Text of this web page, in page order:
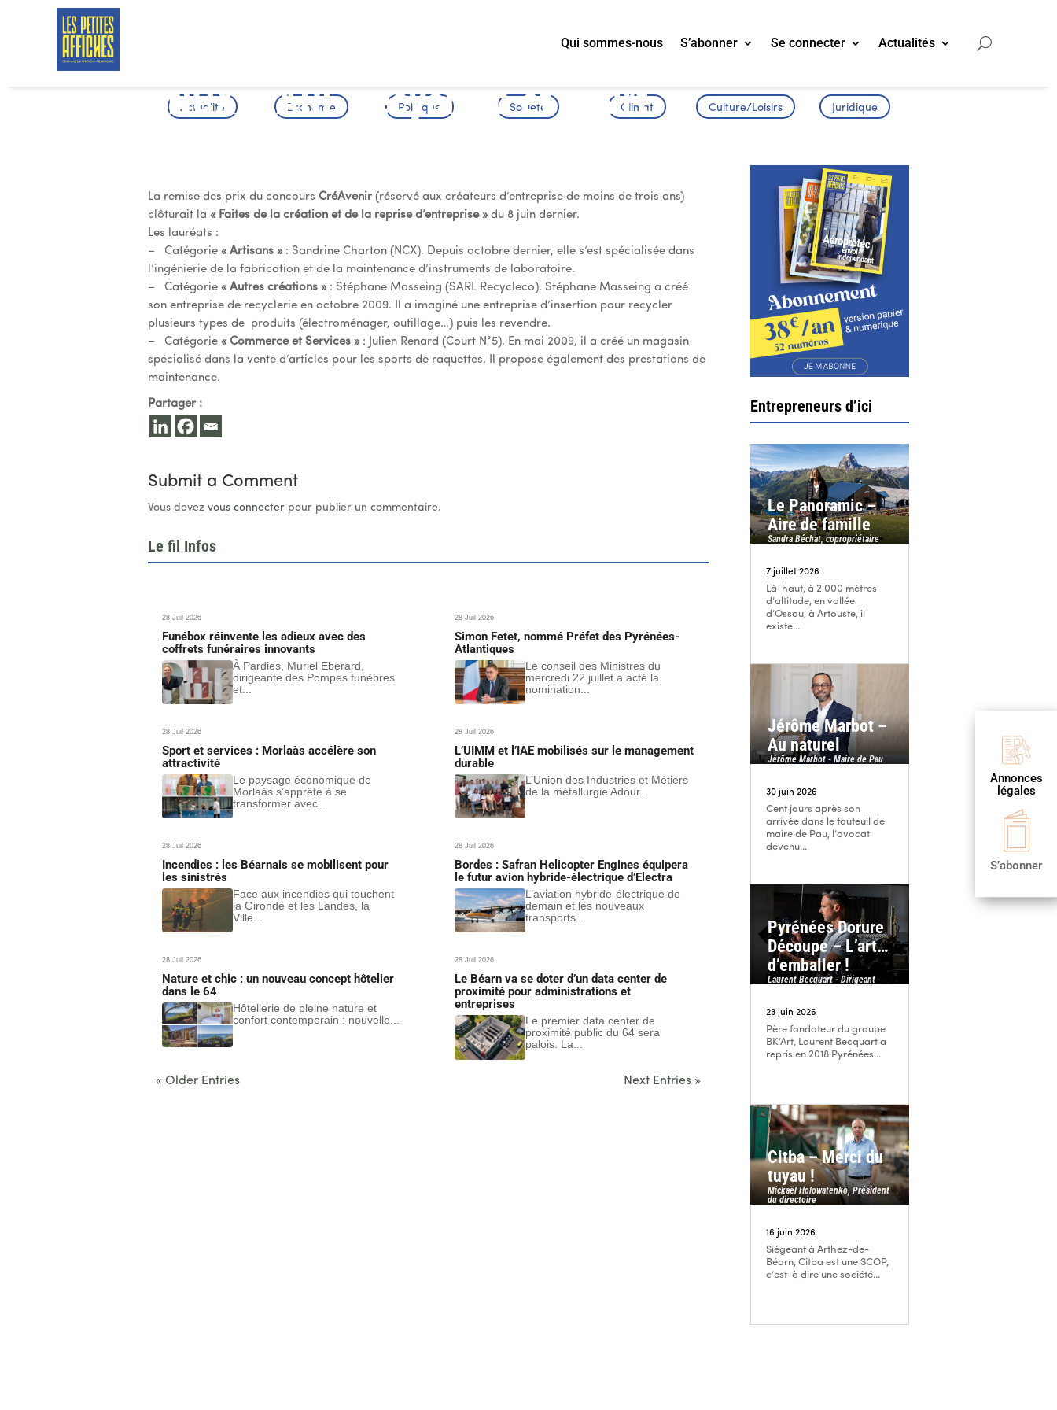
Qui sommes-nous S’abonner Se connecter Actualités
Annonces
légales
S’abonner
Actualité Économie Politique Société Climat Culture/Loisirs Juridique
NCX, SARL Recycleco et Court
La remise des prix du concoursCréAvenir(réservé aux créateurs d’entreprise de moins de trois ans)
clôturait la« Faites de la création et de la reprise d’entreprise »du 8 juin dernier.
Les lauréats :
– Catégorie« Artisans »: Sandrine Charton (NCX). Depuis octobre dernier, elle s’est spécialisée dans
l’ingénierie de la fabrication et de la maintenance d’instruments de laboratoire.
– Catégorie« Autres créations »: Stéphane Masseing (SARL Recycleco). Stéphane Masseing a créé
son entreprise de recyclerie en octobre 2009. Il a imaginé une entreprise d’insertion pour recycler
plusieurs types de produits (électroménager, outillage…) puis les revendre.
– Catégorie« Commerce et Services »: Julien Renard (Court N°5). En mai 2009, il a créé un magasin
spécialisé dans la vente d’articles pour les sports de raquettes. Il propose également des prestations de
maintenance.
Partager :
Submit a Comment
Vous devezvous connecter pour publier un commentaire.
Le fil Infos
28 Juil 2026
Funébox réinvente les adieux avec des
coffrets funéraires innovants
À Pardies, Muriel Eberard,
dirigeante des Pompes funèbres
et...
28 Juil 2026
Sport et services : Morlaàs accélère son
attractivité
Le paysage économique de
Morlaàs s’apprête à se
transformer avec...
28 Juil 2026
Incendies : les Béarnais se mobilisent pour
les sinistrés
Face aux incendies qui touchent
la Gironde et les Landes, la
Ville...
28 Juil 2026
Nature et chic : un nouveau concept hôtelier
dans le 64
Hôtellerie de pleine nature et
confort contemporain : nouvelle...
28 Juil 2026
Simon Fetet, nommé Préfet des Pyrénées-
Atlantiques
Le conseil des Ministres du
mercredi 22 juillet a acté la
nomination...
28 Juil 2026
L’UIMM et l’IAE mobilisés sur le management
durable
L’Union des Industries et Métiers
de la métallurgie Adour...
28 Juil 2026
Bordes : Safran Helicopter Engines équipera
le futur avion hybride-électrique d’Electra
L’aviation hybride-électrique de
demain et les nouveaux
transports...
28 Juil 2026
Le Béarn va se doter d’un data center de
proximité pour administrations et
entreprises
Le premier data center de
proximité public du 64 sera
palois. La...
« Older Entries Next Entries »
Entrepreneurs d’ici
Le Panoramic –
Aire de famille
Sandra Béchat, copropriétaire
7 juillet 2026
Là-haut, à 2 000 mètres
d’altitude, en vallée
d’Ossau, à Artouste, il
existe...
Jérôme Marbot –
Au naturel
Jérôme Marbot - Maire de Pau
30 juin 2026
Cent jours après son
arrivée dans le fauteuil de
maire de Pau, l’avocat
devenu...
Pyrénées Dorure
Découpe – L’art…
d’emballer !
Laurent Becquart - Dirigeant
23 juin 2026
Père fondateur du groupe
BK’Art, Laurent Becquart a
repris en 2018 Pyrénées...
Citba – Merci du
tuyau !
Mickaël Holowatenko, Président
du directoire
16 juin 2026
Siégeant à Arthez-de-
Béarn, Citba est une SCOP,
c’est-à dire une société...

Publier
une annonce

S’abonner